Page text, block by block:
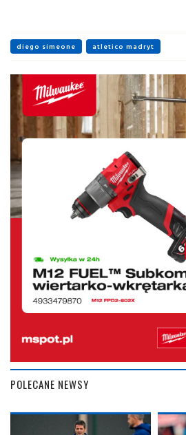
diego simeone atletico madryt
POLECANE NEWSY